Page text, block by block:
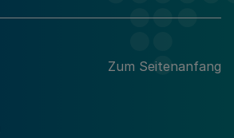
Zum Seitenanfang